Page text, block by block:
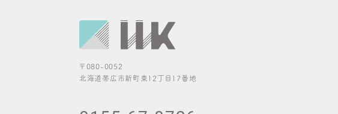
ョ
〒080-0052
北海道帯広市新町東12丁目17番地